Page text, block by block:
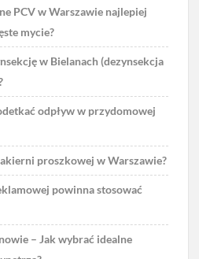
PCV w Warszawie najlepiej
mycie?
w Bielanach (dezynsekcja
odpływ w przydomowej
proszkowej w Warszawie?
powinna stosować
– Jak wybrać idealne